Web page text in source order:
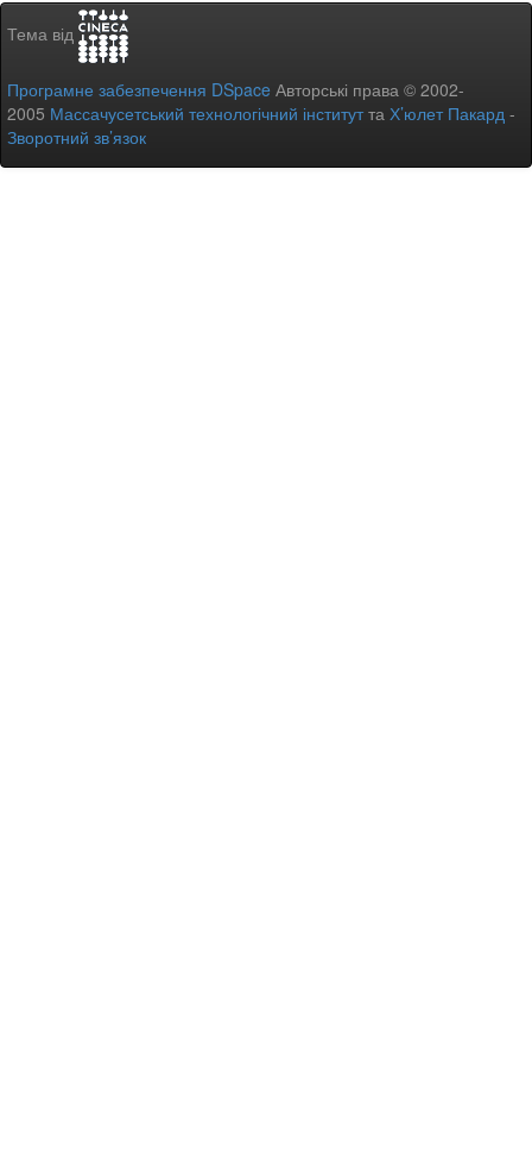
Тема від
Програмне забезпечення DSpace Авторські права © 2002-
2005 Массачусетський технологічний інститутта Х’юлет Пакард -
Зворотний зв’язок